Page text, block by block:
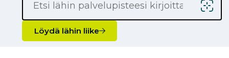
Erottelukyky:järjestelmän on
pystyttävä erottamaan vetoauton ja
perävaunun painetiedot toisistaan.
Löydä lähin liike